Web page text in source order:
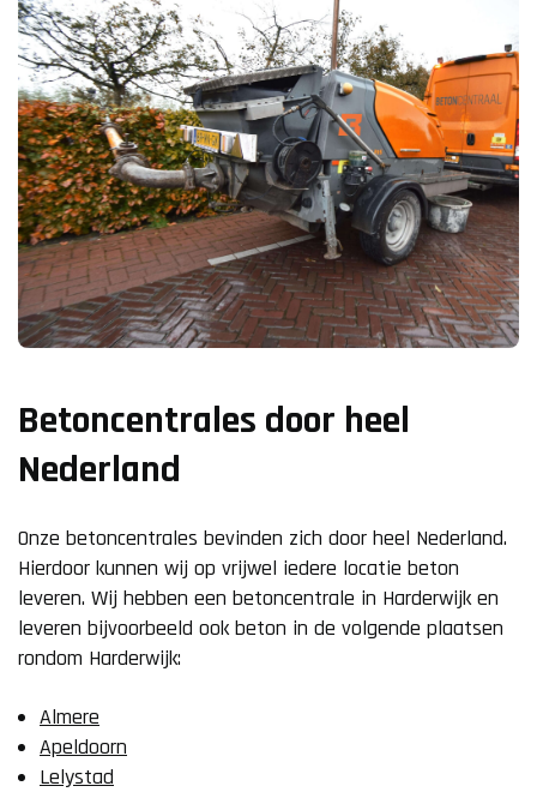
Betoncentrales door heel
Nederland
Onze betoncentrales bevinden zich door heel Nederland.
Hierdoor kunnen wij op vrijwel iedere locatie beton
leveren. Wij hebben een betoncentrale in Harderwijk en
leveren bijvoorbeeld ook beton in de volgende plaatsen
rondom Harderwijk:
Almere
Apeldoorn
Lelystad